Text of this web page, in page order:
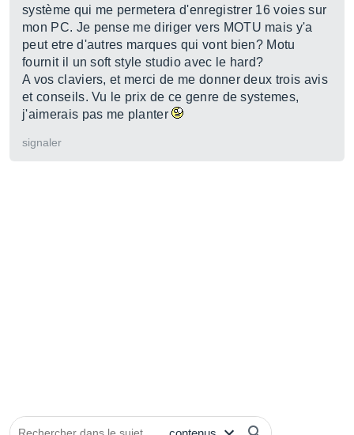
système qui me permetera d'enregistrer 16 voies sur
mon PC. Je pense me diriger vers MOTU mais y'a
peut etre d'autres marques qui vont bien? Motu
fournit il un soft style studio avec le hard?
A vos claviers, et merci de me donner deux trois avis
et conseils. Vu le prix de ce genre de systemes,
j'aimerais pas me planter
signaler